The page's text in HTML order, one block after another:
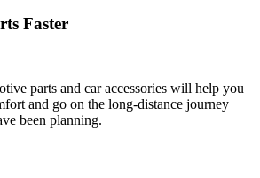
Faster
parts and car accessories will help you
and go on the long-distance journey
been planning.